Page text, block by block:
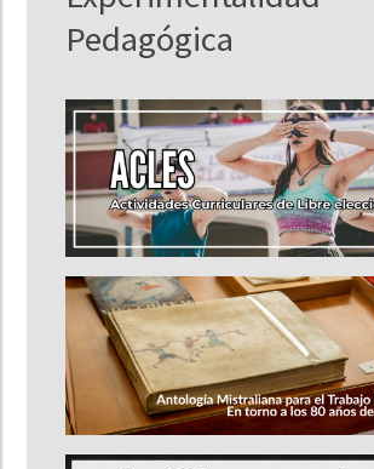
Pedagógica